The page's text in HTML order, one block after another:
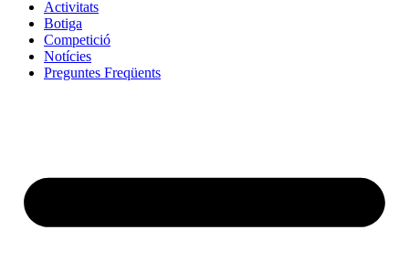
Activitats
Botiga
Competició
Notícies
Preguntes Freqüents